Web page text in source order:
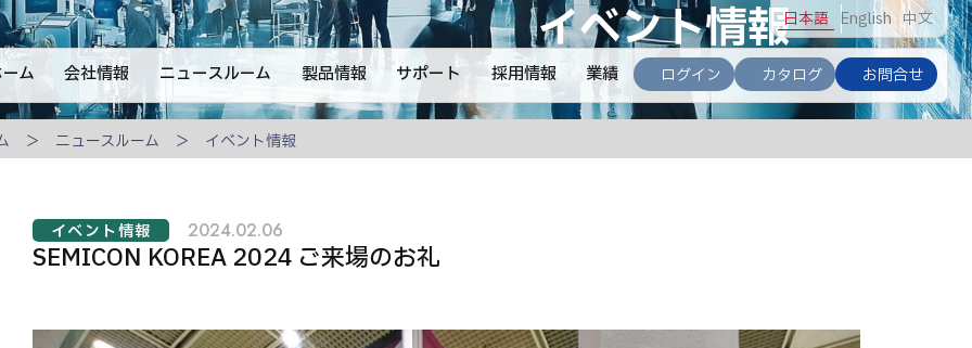
日本語 English 中文
ム 会社情報 ニュースルーム 製品情報 サポート 採用情報 業績 ログイン カタログ お問合せ
イベント情報
SEMICON KOREA 2024 ご来場のお礼
イベント情報 2024.02.06
ニュースルーム イベント情報